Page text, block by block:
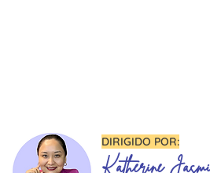
DIRIGIDO POR:
Katherine